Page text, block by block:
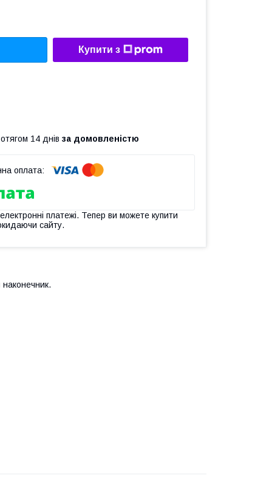
Купити з
14 днів за домовленістю
платежі. Тепер ви можете купити
сайту.